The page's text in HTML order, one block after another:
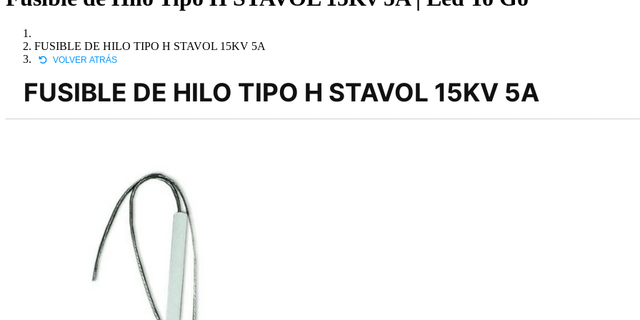
FUSIBLE DE HILO TIPO H STAVOL 15KV 5A
VOLVER ATRÁS
FUSIBLE DE HILO TIPO H STAVOL 15KV 5A